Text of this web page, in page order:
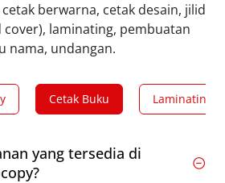
berwarna, cetak desain, jilid
laminating, pembuatan
nama, undangan.
Cetak Buku Laminating
yang tersedia di